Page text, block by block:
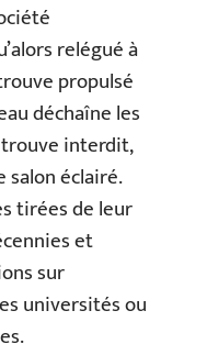
relégué à
propulsé
déchaîne les
interdit,
salon éclairé.
tirées de leur
et
sur
universités ou